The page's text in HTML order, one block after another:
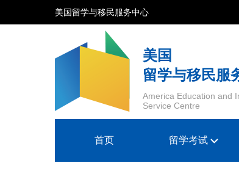
美国留学与移民服务中心
美国
留学与移民服
America Education and
Service Centre
首页 留学考试